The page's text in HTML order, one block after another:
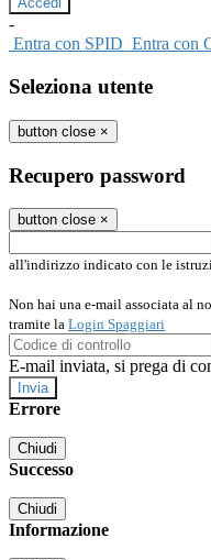
-
Entra con SPID Entra con
Seleziona utente
button close ×
Recupero password
button close ×
all'indirizzo indicato con le
Non hai una e-mail associata al
tramite la Login Spaggiari
E-mail inviata, si prega di
Errore
Chiudi
Successo
Chiudi
Informazione